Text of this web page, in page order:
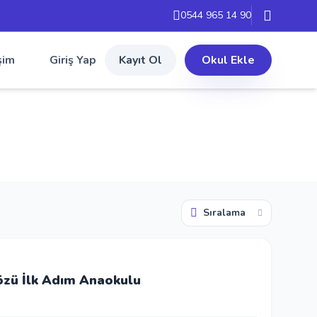
0544 965 14 90
Giriş Yap Kayıt Ol Okul Ekle
İlk Adım Anaokulu